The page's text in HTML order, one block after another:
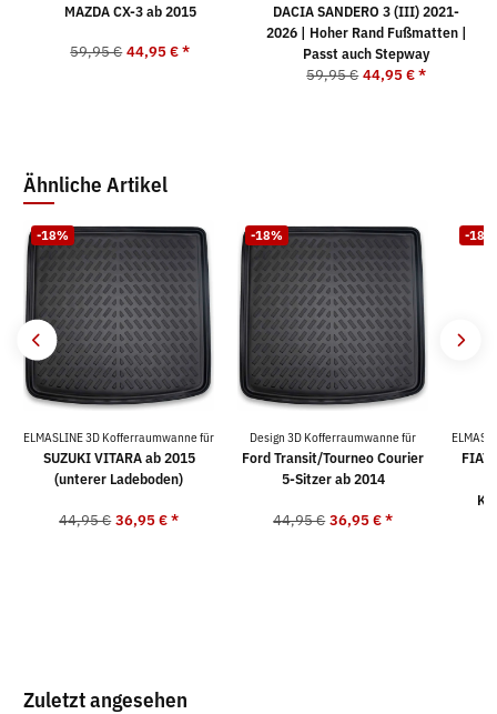
MAZDA CX-3 ab 2015
59,95 € 44,95 €*
DACIA SANDERO 3 (III) 2021-
2026 | Hoher Rand Fußmatten |
Passt auch Stepway
59,95 € 44,95 €*
Ähnliche Artikel
-18%
ELMASLINE 3D Kofferraumwanne für
SUZUKI VITARA ab 2015
(unterer Ladeboden)
44,95 € 36,95 €*
-18%
Design 3D Kofferraumwanne für
Ford Transit/Tourneo Courier
5-Sitzer ab 2014
44,95 € 36,95 €*
-18%
FIAT
Zuletzt angesehen